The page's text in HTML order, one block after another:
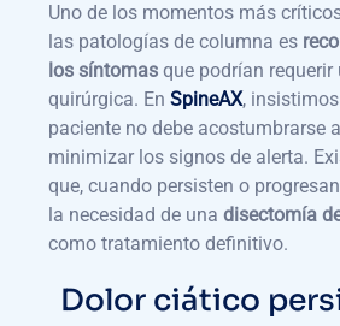
Uno de los momentos más
las patologías de columna es
los síntomas que podrían
quirúrgica. En SpineAX,
paciente no debe acostumbrarse
minimizar los signos de alerta.
que, cuando persisten o
la necesidad de una disectomía
como tratamiento definitivo.
Dolor ciático